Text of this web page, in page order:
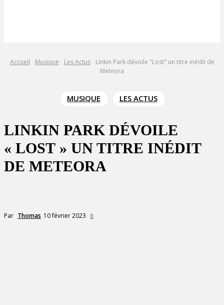
Accueil Musique Les Actus
Linkin Park dévoile "Lost" un titre inédit de
Meteora
MUSIQUE LES ACTUS
LINKIN PARK DÉVOILE
« LOST » UN TITRE INÉDIT
DE METEORA
Par Thomas 10 février 2023 0